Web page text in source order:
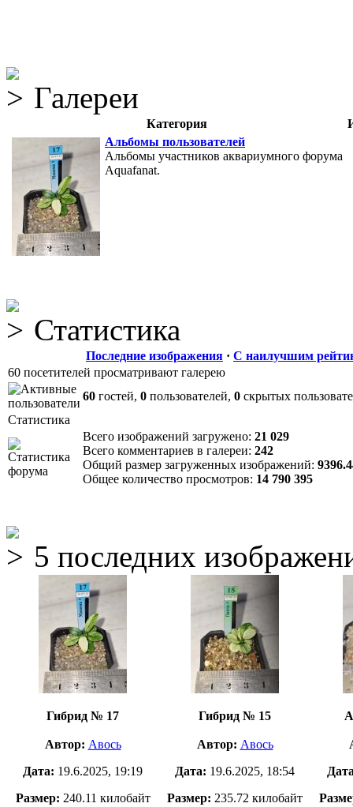
Галереи
Категория
Альбомы пользователей
Альбомы участников аквариумного форума
Aquafanat.
Статистика
Последние изображения · С наилучшим
60 посетителей просматривают галерею
60 гостей, 0 пользователей, 0 скрытых
Статистика
Всего изображений загружено: 21 029
Всего комментариев в галереи: 242
Общий размер загруженных изображений:
Общее количество просмотров: 14 790 395
5 последних
Гибрид № 17
Автор: Авось
Дата: 19.6.2025, 19:19
Размер: 240.11 килобайт
Гибрид № 15
Автор: Авось
Дата: 19.6.2025, 18:54
Размер: 235.72 килобайт